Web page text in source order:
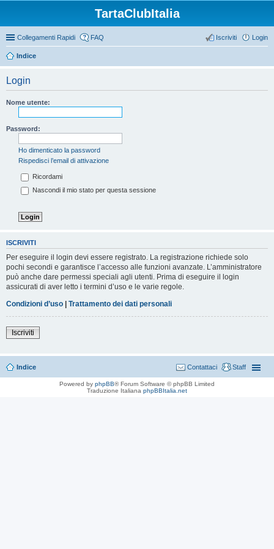
TartaClubItalia
Collegamenti Rapidi FAQ Login
Iscriviti
Indice
Login
Nome utente:
Password:
Ho dimenticato la password
Rispedisci l’email di attivazione
Ricordami
Nascondi il mio stato per questa sessione
ISCRIVITI
Per eseguire il login devi essere registrato. La registrazione richiede solo
pochi secondi e garantisce l’accesso alle funzioni avanzate. L’amministratore
può anche dare permessi speciali agli utenti. Prima di eseguire il login
assicurati di aver letto i termini d’uso e le varie regole.
Condizioni d’uso | Trattamento dei dati personali
Iscriviti
Indice Staff
Contattaci
Powered by phpBB® Forum Software © phpBB Limited
Traduzione Italiana phpBBItalia.net